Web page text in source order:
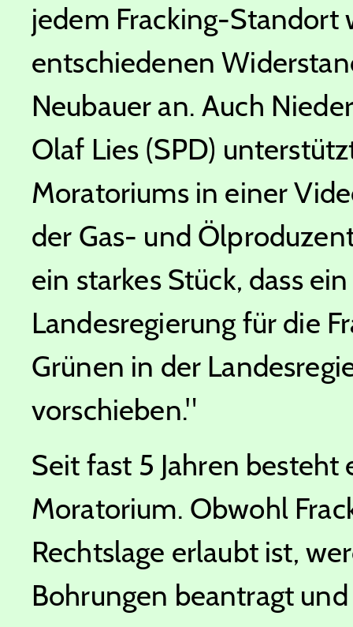
jedem Fracking-Standort
entschiedenen
Neubauer an. Auch
Olaf Lies (SPD)
Moratoriums in einer
der Gas- und
ein starkes Stück, dass
Landesregierung für die
Grünen in der
vorschieben."
Seit fast 5 Jahren
Moratorium. Obwohl
Rechtslage erlaubt ist,
Bohrungen beantragt